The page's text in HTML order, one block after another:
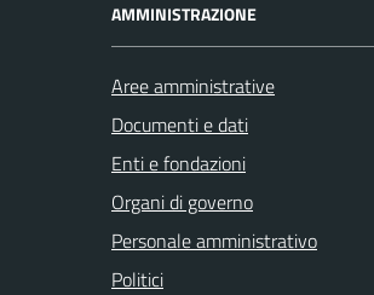
AMMINISTRAZIONE
Aree amministrative
Documenti e dati
Enti e fondazioni
Organi di governo
Personale amministrativo
Politici